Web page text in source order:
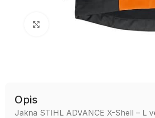
Uvećaj sliku
Opis
Jakna STIHL ADVANCE X-Shell – L